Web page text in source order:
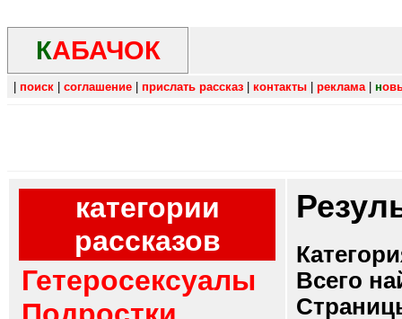
КАБАЧОК
поиск соглашение прислать рассказ контакты реклама| н
категории
рассказов
Гетеросексуалы
Всего